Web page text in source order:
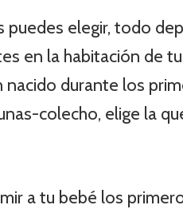
puedes elegir, todo
en la habitación de
durante los
colecho, elige la
a tu bebé los